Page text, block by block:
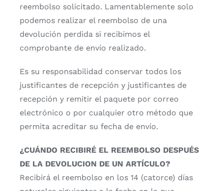
reembolso solicitado. Lamentablemente solo
podemos realizar el reembolso de una
devolución perdida si recibimos el
comprobante de envío realizado.
Es su responsabilidad conservar todos los
justificantes de recepción y justificantes de
recepción y remitir el paquete por correo
electrónico o por cualquier otro método que
permita acreditar su fecha de envío.
¿CUÁNDO RECIBIRÉ EL REEMBOLSO DESPUÉS
DE LA DEVOLUCION DE UN ARTÍCULO?
Recibirá el reembolso en los 14 (catorce) días